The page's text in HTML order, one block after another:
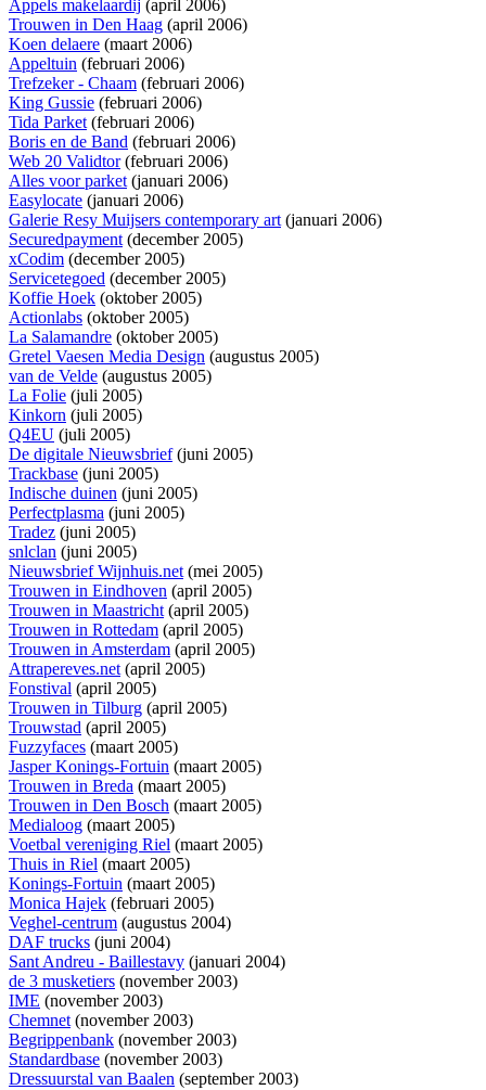
Appels makelaardij (april 2006)
Trouwen in Den Haag (april 2006)
Koen delaere (maart 2006)
Appeltuin (februari 2006)
Trefzeker - Chaam (februari 2006)
King Gussie (februari 2006)
Tida Parket(februari 2006)
Boris en de Band (februari 2006)
Web 20 Validtor(februari 2006)
Alles voor parket(januari 2006)
Easylocate (januari 2006)
Galerie Resy Muijsers contemporary art(januari 2006)
Securedpayment(december 2005)
xCodim (december 2005)
Servicetegoed (december 2005)
Koffie Hoek (oktober 2005)
Actionlabs (oktober 2005)
La Salamandre (oktober 2005)
Gretel Vaesen Media Design (augustus 2005)
van de Velde (augustus 2005)
La Folie (juli 2005)
Kinkorn (juli 2005)
Q4EU (juli 2005)
De digitale Nieuwsbrief(juni 2005)
Trackbase (juni 2005)
Indische duinen (juni 2005)
Perfectplasma (juni 2005)
Tradez (juni 2005)
snlclan (juni 2005)
Nieuwsbrief Wijnhuis.net(mei 2005)
Trouwen in Eindhoven (april 2005)
Trouwen in Maastricht(april 2005)
Trouwen in Rottedam (april 2005)
Trouwen in Amsterdam (april 2005)
Attrapereves.net(april 2005)
Fonstival (april 2005)
Trouwen in Tilburg (april 2005)
Trouwstad (april 2005)
Fuzzyfaces (maart 2005)
Jasper Konings-Fortuin (maart 2005)
Trouwen in Breda (maart 2005)
Trouwen in Den Bosch (maart 2005)
Medialoog (maart 2005)
Voetbal vereniging Riel (maart 2005)
Thuis in Riel (maart 2005)
Konings-Fortuin (maart 2005)
Monica Hajek (februari 2005)
Veghel-centrum (augustus 2004)
DAF trucks (juni 2004)
Sant Andreu - Baillestavy (januari 2004)
de 3 musketiers (november 2003)
IME (november 2003)
Chemnet(november 2003)
Begrippenbank (november 2003)
Standardbase (november 2003)
Dressuurstal van Baalen (september 2003)